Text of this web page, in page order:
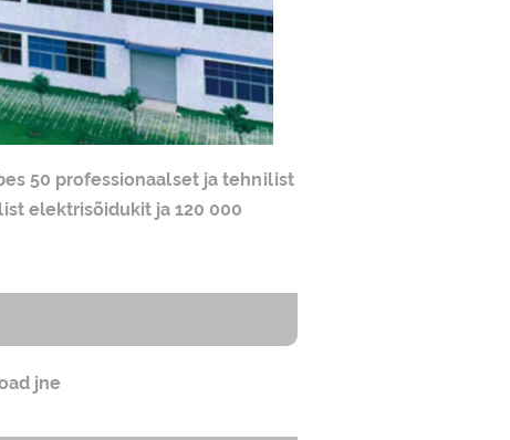
50 professionaalset ja tehnilist
elektrisõidukit ja 120 000
jne